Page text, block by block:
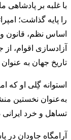
با غلبه بر
را پایه گذاشت؛
اساس نظم، قانون و
آزادسازی اقوام،
تاریخ جهان به
استوانه گِلی او که
به‌عنوان نخستین
تساهل و خرد
آرامگاه جاودان در